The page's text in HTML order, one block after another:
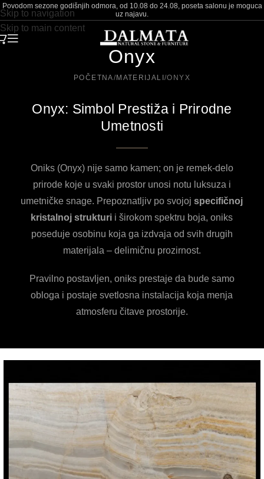
Skip to navigation
Skip to main content
Povodom sezone godišnjih odmora, od 10.08 do 24.08, poseta salonu je moguca
uz najavu.
Onyx
POČETNA MATERIJALI ONYX
Onyx: Simbol Prestiža i Prirodne
Umetnosti
Oniks (Onyx) nije samo kamen; on je remek-delo
prirode koje u svaki prostor unosi notu luksuza i
umetničke snage. Prepoznatljiv po svojojspecifičnoj
kristalnoj strukturi i širokom spektru boja, oniks
poseduje osobinu koja ga izdvaja od svih drugih
materijala – delimičnu prozirnost.
Pravilno postavljen, oniks prestaje da bude samo
obloga i postaje svetlosna instalacija koja menja
atmosferu čitave prostorije.